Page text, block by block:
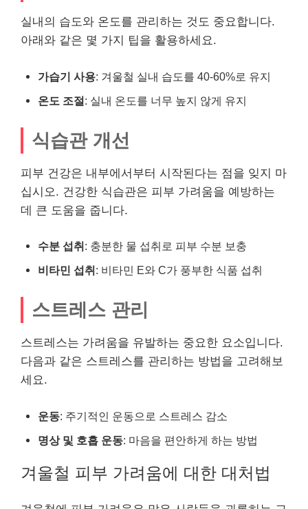
실내의 습도와 온도를 관리하는 것도 중요합니다.
아래와 같은 몇 가지 팁을 활용하세요.
가습기 사용: 겨울철 실내 습도를 40-60%로 유지
온도 조절: 실내 온도를 너무 높지 않게 유지
식습관 개선
피부 건강은 내부에서부터 시작된다는 점을 잊지 마
십시오. 건강한 식습관은 피부 가려움을 예방하는
데 큰 도움을 줍니다.
수분 섭취: 충분한 물 섭취로 피부 수분 보충
비타민 섭취: 비타민 E와 C가 풍부한 식품 섭취
스트레스 관리
스트레스는 가려움을 유발하는 중요한 요소입니다.
다음과 같은 스트레스를 관리하는 방법을 고려해보
세요.
운동: 주기적인 운동으로 스트레스 감소
명상 및 호흡 운동: 마음을 편안하게 하는 방법
겨울철 피부 가려움에 대한 대처법